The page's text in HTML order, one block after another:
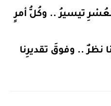
تيسيرُ .. وكُلُّ أمرٍ
نظرٌ .. وفوقَ تقديرِنا